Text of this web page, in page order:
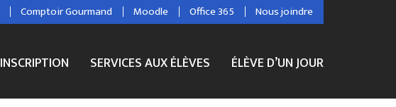
Comptoir Gourmand Moodle Office 365 Nous joindre
INSCRIPTION SERVICES AUX ÉLÈVES ÉLÈVE D’UN JOUR